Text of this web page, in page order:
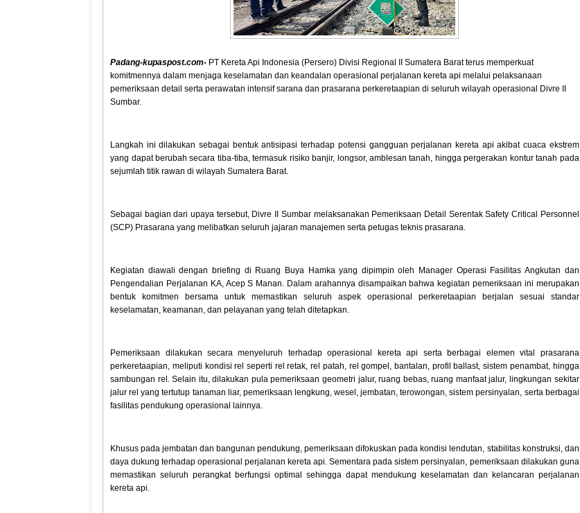
Padang-kupaspost.com- PT Kereta Api Indonesia (Persero) Divisi Regional II Sumatera Barat terus memperkuat
komitmennya dalam menjaga keselamatan dan keandalan operasional perjalanan kereta api melalui pelaksanaan
pemeriksaan detail serta perawatan intensif sarana dan prasarana perkeretaapian di seluruh wilayah operasional Divre II
Sumbar.
Langkah ini dilakukan sebagai bentuk antisipasi terhadap potensi gangguan perjalanan kereta api akibat cuaca ekstrem
yang dapat berubah secara tiba-tiba, termasuk risiko banjir, longsor, amblesan tanah, hingga pergerakan kontur tanah pada
sejumlah titik rawan di wilayah Sumatera Barat.
Sebagai bagian dari upaya tersebut, Divre II Sumbar melaksanakan Pemeriksaan Detail Serentak Safety Critical Personnel
(SCP) Prasarana yang melibatkan seluruh jajaran manajemen serta petugas teknis prasarana.
Kegiatan diawali dengan briefing di Ruang Buya Hamka yang dipimpin oleh Manager Operasi Fasilitas Angkutan dan
Pengendalian Perjalanan KA, Acep S Manan. Dalam arahannya disampaikan bahwa kegiatan pemeriksaan ini merupakan
bentuk komitmen bersama untuk memastikan seluruh aspek operasional perkeretaapian berjalan sesuai standar
keselamatan, keamanan, dan pelayanan yang telah ditetapkan.
Pemeriksaan dilakukan secara menyeluruh terhadap operasional kereta api serta berbagai elemen vital prasarana
perkeretaapian, meliputi kondisi rel seperti rel retak, rel patah, rel gompel, bantalan, profil ballast, sistem penambat, hingga
sambungan rel. Selain itu, dilakukan pula pemeriksaan geometri jalur, ruang bebas, ruang manfaat jalur, lingkungan sekitar
jalur rel yang tertutup tanaman liar, pemeriksaan lengkung, wesel, jembatan, terowongan, sistem persinyalan, serta berbagai
fasilitas pendukung operasional lainnya.
Khusus pada jembatan dan bangunan pendukung, pemeriksaan difokuskan pada kondisi lendutan, stabilitas konstruksi, dan
daya dukung terhadap operasional perjalanan kereta api. Sementara pada sistem persinyalan, pemeriksaan dilakukan guna
memastikan seluruh perangkat berfungsi optimal sehingga dapat mendukung keselamatan dan kelancaran perjalanan
kereta api.